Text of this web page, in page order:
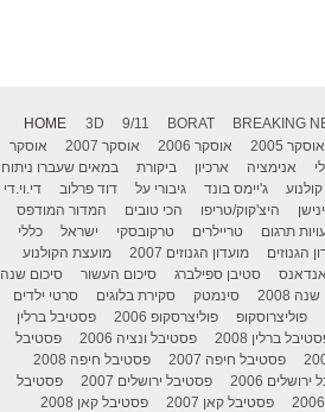
HOME 3D 9/11 BORAT BREAKING
אוסקר 2005 אוסקר 2006 אוסקר 2007
אוסקר
אנימציה ארכיון ביקורת
במאים שעברו ניתוח
ג'יימס בונד גיבורי על דוד פרלוב
די.וי.די
היצ'קוק/טריפו הכי טובים
המדור המודפס
תרגום טריילרים טרקובסקי ישראל
כללי
הגנוזים מועדון הגנוזים 2007
מועצת הקולנוע
סטיבן ספילברג סיכום העשור
סיכום שנה
2008 סינמטק סקירת בלוגים
סרטי ילדים
פוליצרוסקופ פוליצרסקופ 2006
פסטיבל ברלין
ברלין 2008 פסטיבל ונציה 2006
פסטיבל
פסטיבל חיפה 2007
פסטיבל חיפה 2008
2006 פסטיבל ירושלים 2007
פסטיבל
פסטיבל קאן 2007 פסטיבל קאן 2008